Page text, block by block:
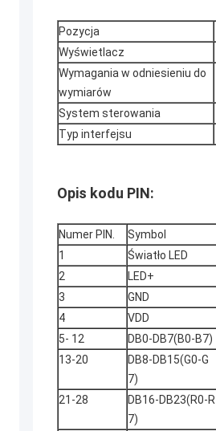
Pozycja
Wyświetlacz
Wymagania w odniesieniu do
wymiarów
System sterowania
Typ interfejsu
Opis kodu PIN:
Numer PIN. Symbol
1
Światło LED
2
LED+
3
GND
4
VDD
5- 12
DB0-DB7(B0-B7)
13-20
DB8-DB15(G0-G
7)
21-28
DB16-DB23(R0-R
7)